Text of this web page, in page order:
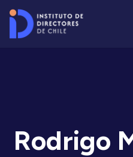
Rodrigo